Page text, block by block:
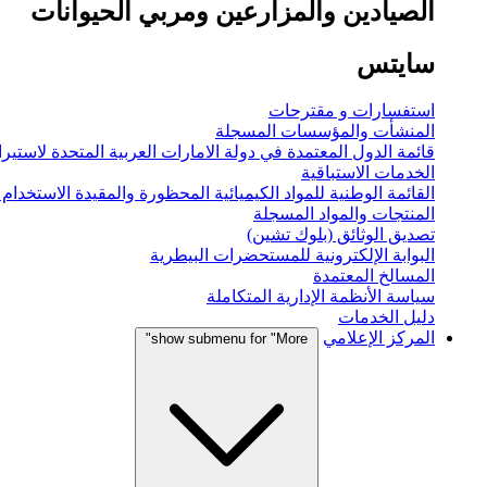
الصيادين والمزارعين ومربي الحيوانات
سايتس
استفسارات و مقترحات
المنشأت والمؤسسات المسجلة
قائمة الدول المعتمدة في دولة الامارات العربية المتحدة
الخدمات الاستباقية
القائمة الوطنية للمواد الكيميائية المحظورة والمقيدة
المنتجات والمواد المسجلة
تصديق الوثائق (بلوك تشين)
البوابة الإلكترونية للمستحضرات البيطرية
المسالخ المعتمدة
سياسة الأنظمة الإدارية المتكاملة
دليل الخدمات
المركز الإعلامي
show submenu for "More"